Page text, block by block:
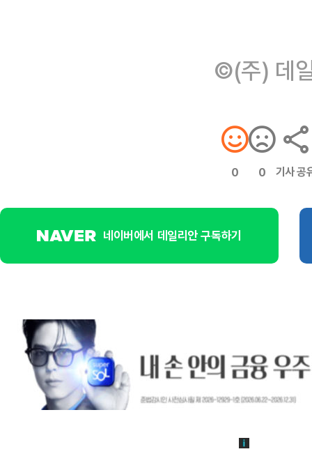
©(주) 데
0 0 기사 공
네이버에서 데일리안 구독하기